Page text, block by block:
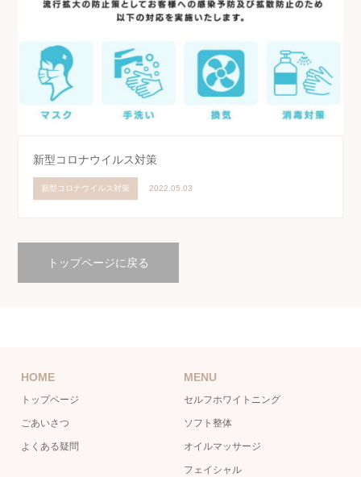
新型コロナウイルス対策
新型コロナウイルス対策 2022.05.03
トップページに戻る
HOME
トップページ
ごあいさつ
よくある疑問
MENU
セルフホワイトニング
ソフト整体
オイルマッサージ
フェイシャル